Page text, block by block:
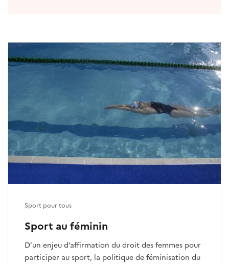
Sport au féminin
D’un enjeu d’affirmation du droit des femmes pour
participer au sport, la politique de féminisation du
Sport pour tous